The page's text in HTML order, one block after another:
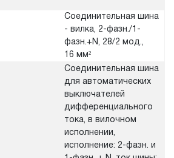
Соединительная шина
- вилка, 2-фазн./1-
фазн.+N, 28/2 мод.,
16 мм²
Соединительная шина
для автоматических
выключателей
дифференциального
тока, в вилочном
исполнении,
исполнение: 2-фазн. и